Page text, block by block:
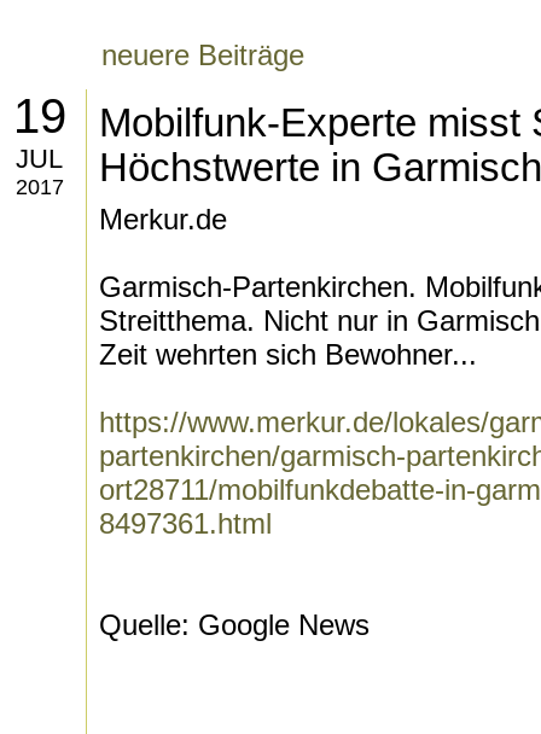
neuere Beiträge
19
JUL
2017
Mobilfunk-Experte misst
Höchstwerte in
Merkur.de
Garmisch-Partenkirchen.
Streitthema. Nicht nur in
Zeit wehrten sich Bewohner...
https://www.merkur.de/lokales/
partenkirchen/garmisch-
ort28711/mobilfunkdebatte-in-
8497361.html
Quelle: Google News